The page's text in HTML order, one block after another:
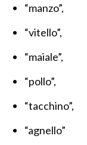
“manzo”,
“vitello”,
“maiale”,
“pollo”,
“tacchino”,
“agnello”